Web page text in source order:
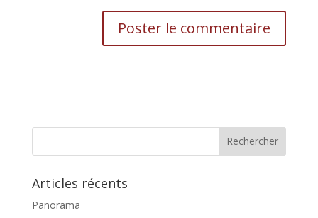
Articles récents
Panorama